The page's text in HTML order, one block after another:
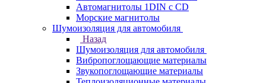
Автомагнитолы 1DIN с CD
Морские магнитолы
Шумоизоляция для автомобиля
Назад
Шумоизоляция для автомобиля
Вибропоглощающие материалы
Звукопоглощающие материалы